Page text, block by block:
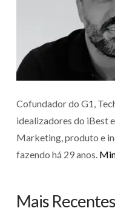
Cofundador do G1,
idealizadores do iBest
Marketing, produto e
fazendo há 29 anos.
Mais Recentes